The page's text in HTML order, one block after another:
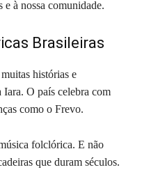
e à nossa comunidade.
Brasileiras
histórias e
Iara. O país celebra com
como o Frevo.
folclórica. E não
que duram séculos.